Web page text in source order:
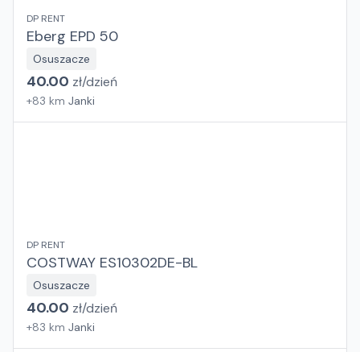
DP RENT
Eberg EPD 50
Osuszacze
40.00 zł/dzień
+83 km Janki
DP RENT
COSTWAY ES10302DE-BL
Osuszacze
40.00 zł/dzień
+83 km Janki